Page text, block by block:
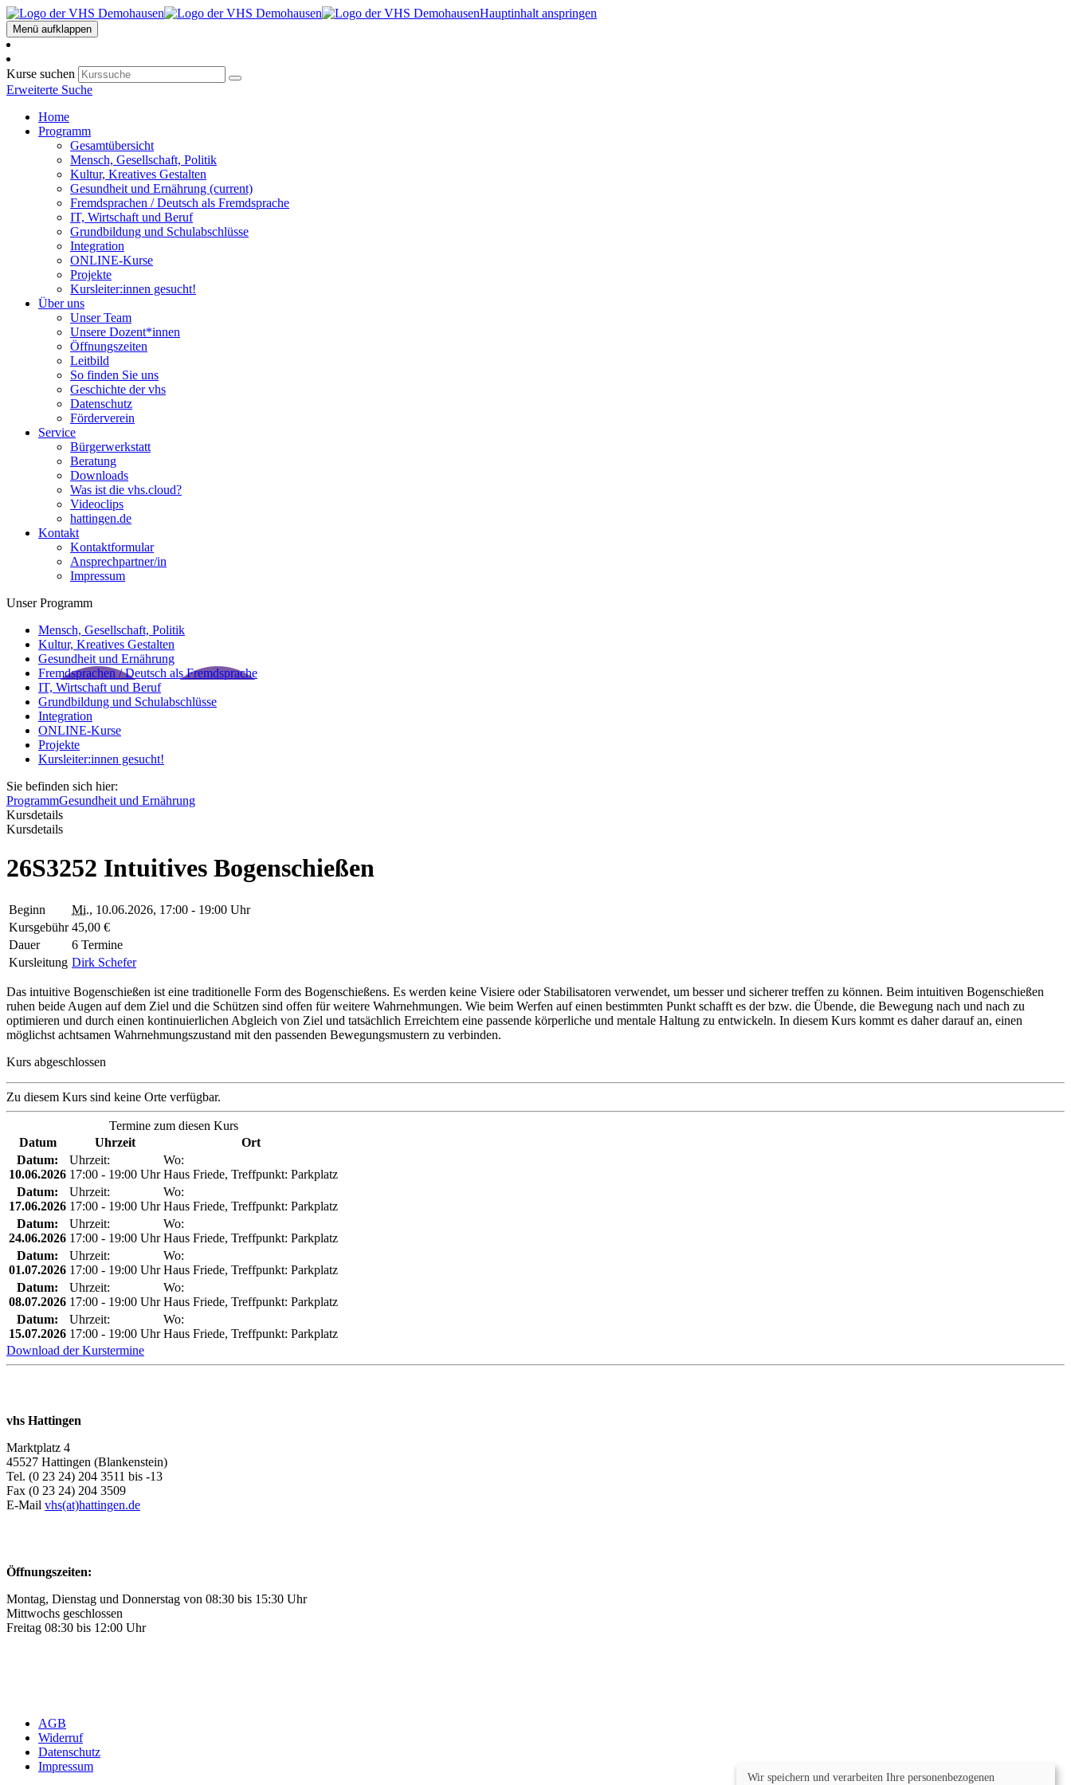
Hauptinhalt anspringen
Menü aufklappen
Kurse suchen
Erweiterte Suche
Home
Programm
Gesamtübersicht
Mensch, Gesellschaft, Politik
Kultur, Kreatives Gestalten
Gesundheit und Ernährung (current)
Fremdsprachen / Deutsch als Fremdsprache
IT, Wirtschaft und Beruf
Grundbildung und Schulabschlüsse
Integration
ONLINE-Kurse
Projekte
Kursleiter:innen gesucht!
Über uns
Unser Team
Unsere Dozent*innen
Öffnungszeiten
Leitbild
So finden Sie uns
Geschichte der vhs
Datenschutz
Förderverein
Service
Bürgerwerkstatt
Beratung
Downloads
Was ist die vhs.cloud?
Videoclips
hattingen.de
Kontakt
Kontaktformular
Ansprechpartner/in
Impressum
Unser Programm
Mensch, Gesellschaft, Politik
Kultur, Kreatives Gestalten
Gesundheit und Ernährung
Fremdsprachen / Deutsch als Fremdsprache
IT, Wirtschaft und Beruf
Grundbildung und Schulabschlüsse
Integration
ONLINE-Kurse
Projekte
Kursleiter:innen gesucht!
Sie befinden sich hier:
ProgrammGesundheit und Ernährung
Kursdetails
Kursdetails
26S3252 Intuitives Bogenschießen
Beginn Mi., 10.06.2026, 17:00 - 19:00 Uhr
Kursgebühr 45,00 €
Dauer
6 Termine
Kursleitung Dirk Schefer
Das intuitive Bogenschießen ist eine traditionelle Form des Bogenschießens. Es werden keine Visiere oder Stabilisatoren verwendet, um besser und sicherer treffen zu können. Beim intuitiven Bogenschießen
ruhen beide Augen auf dem Ziel und die Schützen sind offen für weitere Wahrnehmungen. Wie beim Werfen auf einen bestimmten Punkt schafft es der bzw. die Übende, die Bewegung nach und nach zu
optimieren und durch einen kontinuierlichen Abgleich von Ziel und tatsächlich Erreichtem eine passende körperliche und mentale Haltung zu entwickeln. In diesem Kurs kommt es daher darauf an, einen
möglichst achtsamen Wahrnehmungszustand mit den passenden Bewegungsmustern zu verbinden.
Kurs abgeschlossen
Zu diesem Kurs sind keine Orte verfügbar.
Termine zum diesen Kurs
Datum
Uhrzeit
Ort
Datum:
10.06.2026
Uhrzeit:
17:00 - 19:00 Uhr
Wo:
Haus Friede, Treffpunkt: Parkplatz
Datum:
17.06.2026
Uhrzeit:
17:00 - 19:00 Uhr
Wo:
Haus Friede, Treffpunkt: Parkplatz
Datum:
24.06.2026
Uhrzeit:
17:00 - 19:00 Uhr
Wo:
Haus Friede, Treffpunkt: Parkplatz
Datum:
01.07.2026
Uhrzeit:
17:00 - 19:00 Uhr
Wo:
Haus Friede, Treffpunkt: Parkplatz
Datum:
08.07.2026
Uhrzeit:
17:00 - 19:00 Uhr
Wo:
Haus Friede, Treffpunkt: Parkplatz
Datum:
15.07.2026
Uhrzeit:
17:00 - 19:00 Uhr
Wo:
Haus Friede, Treffpunkt: Parkplatz
Download der Kurstermine
vhs Hattingen
Marktplatz 4
45527 Hattingen (Blankenstein)
Tel. (0 23 24) 204 3511 bis -13
Fax (0 23 24) 204 3509
E-Mail vhs(at)hattingen.de
Öffnungszeiten:
Montag, Dienstag und Donnerstag von 08:30 bis 15:30 Uhr
Mittwochs geschlossen
Freitag 08:30 bis 12:00 Uhr
AGB
Widerruf
Datenschutz
Impressum
Wir speichern und verarbeiten Ihre personenbezogenen